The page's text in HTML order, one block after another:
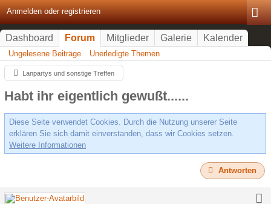
Anmelden oder registrieren
Dashboard Forum Mitglieder Galerie Kalender
Ungelesene Beiträge Unerledigte Themen
Lanpartys und sonstige Treffen
Habt ihr eigentlich gewußt......
Diese Seite verwendet Cookies. Durch die Nutzung unserer Seite
erklären Sie sich damit einverstanden, dass wir Cookies setzen.
Weitere Informationen
Antworten
Grauer Wolf